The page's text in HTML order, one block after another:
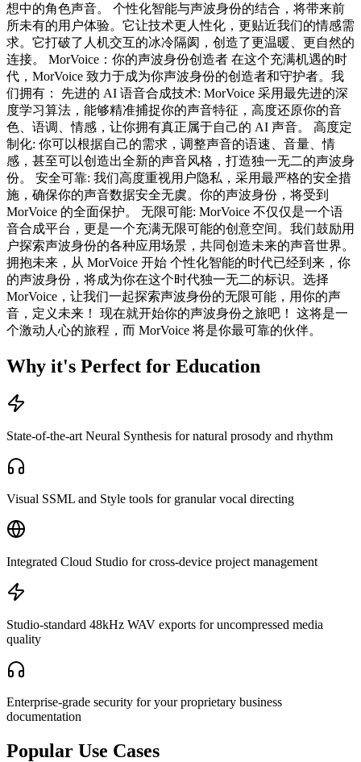
想中的角色声音。 个性化智能与声波身份的结合，将带来前
所未有的用户体验。它让技术更人性化，更贴近我们的情感需
求。它打破了人机交互的冰冷隔阂，创造了更温暖、更自然的
连接。 MorVoice：你的声波身份创造者 在这个充满机遇的时
代，MorVoice 致力于成为你声波身份的创造者和守护者。我
们拥有： 先进的 AI 语音合成技术: MorVoice 采用最先进的深
度学习算法，能够精准捕捉你的声音特征，高度还原你的音
色、语调、情感，让你拥有真正属于自己的 AI 声音。 高度定
制化: 你可以根据自己的需求，调整声音的语速、音量、情
感，甚至可以创造出全新的声音风格，打造独一无二的声波身
份。 安全可靠: 我们高度重视用户隐私，采用最严格的安全措
施，确保你的声音数据安全无虞。你的声波身份，将受到
MorVoice 的全面保护。 无限可能: MorVoice 不仅仅是一个语
音合成平台，更是一个充满无限可能的创意空间。我们鼓励用
户探索声波身份的各种应用场景，共同创造未来的声音世界。
拥抱未来，从 MorVoice 开始 个性化智能的时代已经到来，你
的声波身份，将成为你在这个时代独一无二的标识。选择
MorVoice，让我们一起探索声波身份的无限可能，用你的声
音，定义未来！ 现在就开始你的声波身份之旅吧！ 这将是一
个激动人心的旅程，而 MorVoice 将是你最可靠的伙伴。
Why it's Perfect for Education
State-of-the-art Neural Synthesis for natural prosody and rhythm
Visual SSML and Style tools for granular vocal directing
Integrated Cloud Studio for cross-device project management
Studio-standard 48kHz WAV exports for uncompressed media
quality
Enterprise-grade security for your proprietary business
documentation
Popular Use Cases